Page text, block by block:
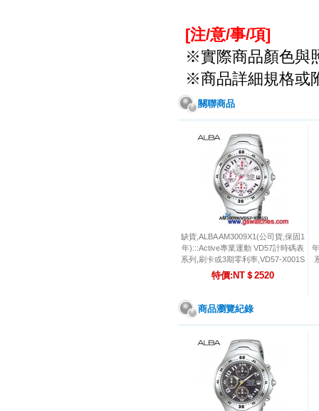
[注/意/事/項]
※實際商品顏色與
※商品詳細規格或
關聯商品
缺貨,ALBA AM3009X1(公司貨,保固1
年):::Active專業運動 VD57計時碼表
系列,刷卡或3期零利率,VD57-X001S
特價:NT＄2520
商品瀏覽紀錄